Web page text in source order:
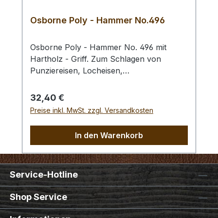
Osborne Poly - Hammer No.496
Osborne Poly - Hammer No. 496 mit
Hartholz - Griff. Zum Schlagen von
Punziereisen, Locheisen,
Schlagfläche. Wenig Rückschlag durch
schlagabsorbierenden Poly -
Hammerkopf. 240 gr Gesamtgewicht /
Regulärer Preis:
32,40 €
Preise inkl. MwSt. zzgl. Versandkosten
In den Warenkorb
Service-Hotline
Shop Service